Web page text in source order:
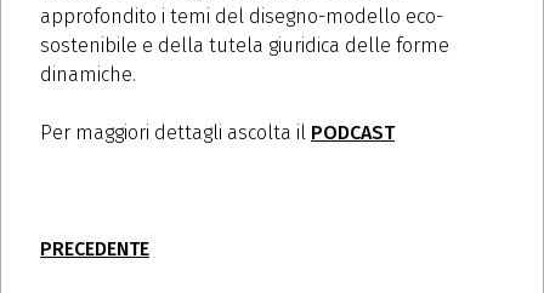
approfondito i temi del disegno-modello eco-
sostenibile e della tutela giuridica delle forme
dinamiche.
Per maggiori dettagli ascolta il PODCAST
PRECEDENTE